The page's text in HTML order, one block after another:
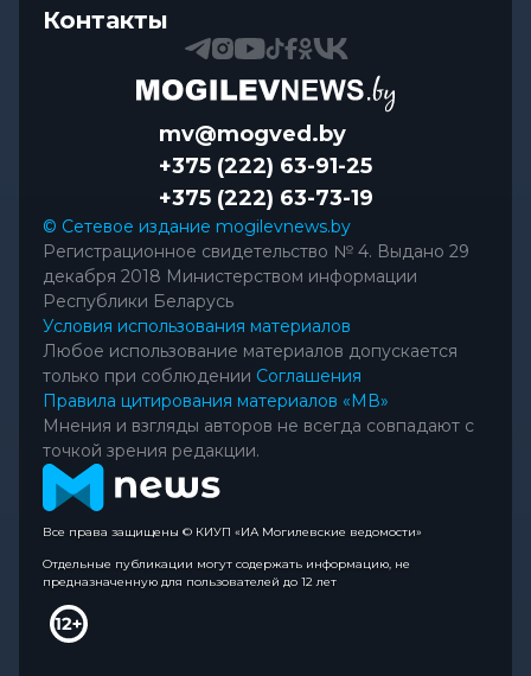
Контакты
mv@mogved.by
+375 (222) 63-91-25
+375 (222) 63-73-19
© Сетевое издание mogilevnews.by
Регистрационное свидетельство № 4. Выдано 29
декабря 2018 Министерством информации
Республики Беларусь
Условия использования материалов
Любое использование материалов допускается
только при соблюдении Соглашения
Правила цитирования материалов «МВ»
Мнения и взгляды авторов не всегда совпадают с
точкой зрения редакции.
Все права защищены © КИУП «ИА Могилевские ведомости»
Отдельные публикации могут содержать информацию, не
предназначенную для пользователей до 12 лет